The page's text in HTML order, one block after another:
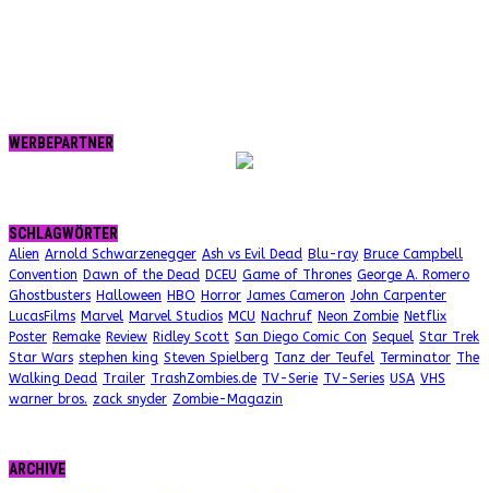
WERBEPARTNER
SCHLAGWÖRTER
Alien Arnold Schwarzenegger Ash vs Evil Dead Blu-ray Bruce Campbell
Convention Dawn of the Dead DCEU Game of Thrones George A. Romero
Ghostbusters Halloween HBO Horror James Cameron John Carpenter
LucasFilms Marvel Marvel Studios MCU Nachruf Neon Zombie Netflix
Poster Remake Review Ridley Scott San Diego Comic Con Sequel Star Trek
Star Wars stephen king Steven Spielberg Tanz der Teufel Terminator The
Walking Dead Trailer TrashZombies.de TV-Serie TV-Series USA VHS
warner bros. zack snyder Zombie-Magazin
ARCHIVE